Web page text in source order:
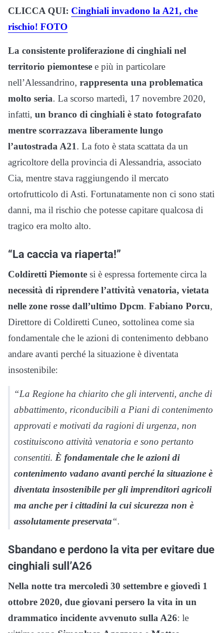
CLICCA QUI: Cinghiali invadono la A21, che
rischio! FOTO
La consistente proliferazione di cinghiali nel
territorio piemontese e più in particolare
nell’Alessandrino, rappresenta una problematica
molto seria. La scorso martedì, 17 novembre 2020,
infatti, un branco di cinghiali è stato fotografato
mentre scorrazzava liberamente lungo
l’autostrada A21. La foto è stata scattata da un
agricoltore della provincia di Alessandria, associato
Cia, mentre stava raggiungendo il mercato
ortofrutticolo di Asti. Fortunatamente non ci sono stati
danni, ma il rischio che potesse capitare qualcosa di
tragico era molto alto.
“La caccia va riaperta!”
Coldiretti Piemonte si è espressa fortemente circa la
necessità di riprendere l’attività venatoria, vietata
nelle zone rosse dall’ultimo Dpcm. Fabiano Porcu,
Direttore di Coldiretti Cuneo, sottolinea come sia
fondamentale che le azioni di contenimento debbano
andare avanti perché la situazione è diventata
insostenibile:
“La Regione ha chiarito che gli interventi, anche di
abbattimento, riconducibili a Piani di contenimento
approvati e motivati da ragioni di urgenza, non
costituiscono attività venatoria e sono pertanto
consentiti. È fondamentale che le azioni di
contenimento vadano avanti perché la situazione è
diventata insostenibile per gli imprenditori agricoli
ma anche per i cittadini la cui sicurezza non è
assolutamente preservata“.
Sbandano e perdono la vita per evitare due
cinghiali sull’A26
Nella notte tra mercoledì 30 settembre e giovedì 1
ottobre 2020, due giovani persero la vita in un
drammatico incidente avvenuto sulla A26: le